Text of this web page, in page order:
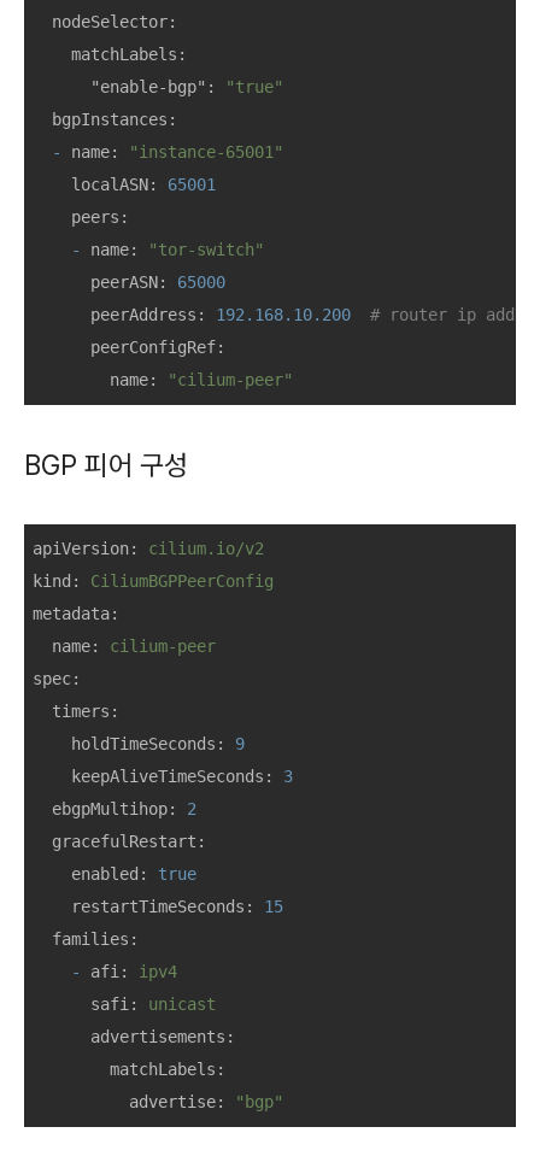
nodeSelector:
matchLabels:
"enable-bgp":
"true"
bgpInstances:
-
name:
"instance-65001"
localASN:
65001
peers:
-
name:
"tor-switch"
peerASN:
65000
peerAddress:
192.168.10.200
# router ip
peerConfigRef:
name:
"cilium-peer"
BGP 피어 구성
apiVersion:
cilium.io/v2
kind:
CiliumBGPPeerConfig
metadata:
name:
cilium-peer
spec:
timers:
holdTimeSeconds:
9
keepAliveTimeSeconds:
3
ebgpMultihop:
2
gracefulRestart:
enabled:
true
restartTimeSeconds:
15
families:
-
afi:
ipv4
safi:
unicast
advertisements:
matchLabels:
advertise:
"bgp"